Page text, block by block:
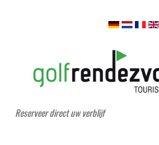
Reserveer direct uw verblijf